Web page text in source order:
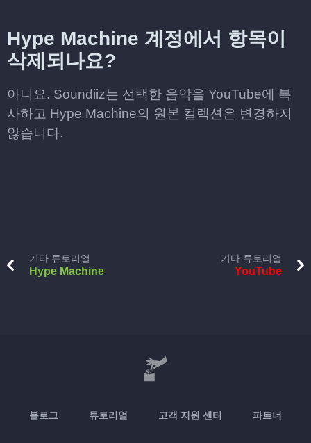
Hype Machine 계정에서 항목이
삭제되나요?
아니요. Soundiiz는 선택한 음악을 YouTube에 복
사하고 Hype Machine의 원본 컬렉션은 변경하지
않습니다.
기타 튜토리얼
Hype Machine
기타 튜토리얼
YouTube
블로그 튜토리얼 고객 지원 센터 파트너